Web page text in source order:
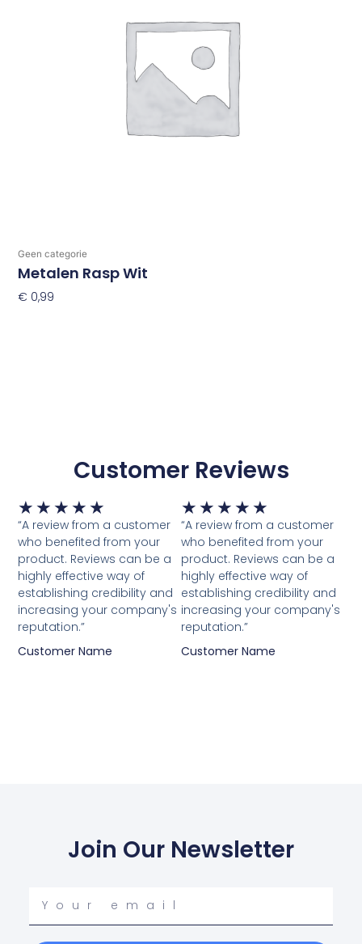
Geen categorie
Metalen Rasp Wit
€ 0,99
Customer Reviews
★ ★ ★ ★ ★ Waardering
5
van
5
“A review from a customer
who benefited from your
product. Reviews can be a
highly effective way of
establishing credibility and
increasing your company's
reputation.”
Customer Name
★ ★ ★ ★ ★
5
van
5
“A review from a customer
who benefited from your
product. Reviews can be a
highly effective way of
establishing credibility and
increasing your company's
reputation.”
Customer Name
Join Our Newsletter
email